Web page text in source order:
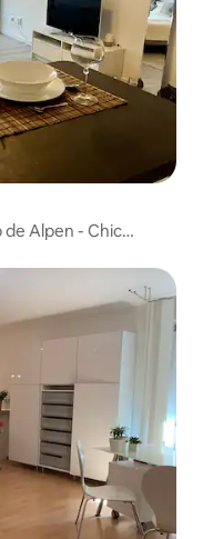
Alpen - Chic